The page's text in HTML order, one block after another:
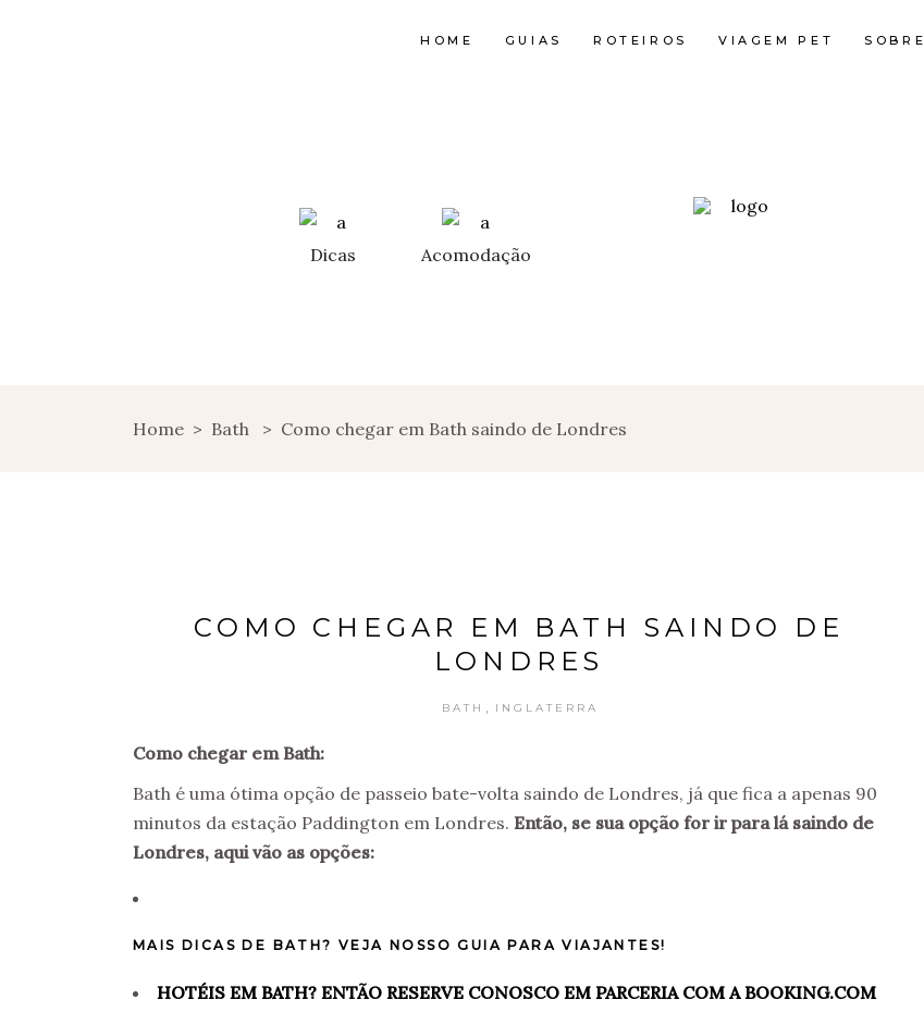
HOME GUIAS ROTEIROS VIAGEM PET SOBRE
Dicas Acomodação
Home > Bath > Como chegar em Bath saindo de Londres
COMO CHEGAR EM BATH SAINDO DE
LONDRES
BATH INGLATERRA
Como chegar em Bath:
Bath é uma ótima opção de passeio bate-volta saindo de Londres, já que fica a apenas 90
minutos da estação Paddington em Londres. Então, se sua opção for ir para lá saindo de
Londres, aqui vão as opções:
MAIS DICAS DE BATH? VEJA NOSSO GUIA PARA VIAJANTES!
HOTÉIS EM BATH? ENTÃO RESERVE CONOSCO EM PARCERIA COM A BOOKING.COM